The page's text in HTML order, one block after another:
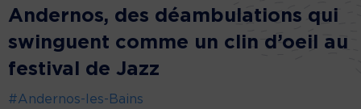
Andernos, des déambulations qui
swinguent comme un clin d’oeil au
festival de Jazz
#Andernos-les-Bains